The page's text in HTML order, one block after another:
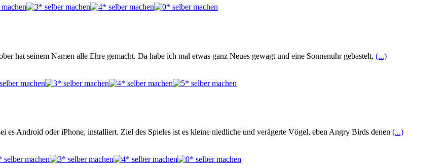
hat seinem Namen alle Ehre gemacht. Da habe ich mal etwas ganz Neues gewagt und eine Sonnenuhr gebastelt, (...)
es Android oder iPhone, installiert. Ziel des Spieles ist es kleine niedliche und verägerte Vögel, eben Angry Birds denen (...)